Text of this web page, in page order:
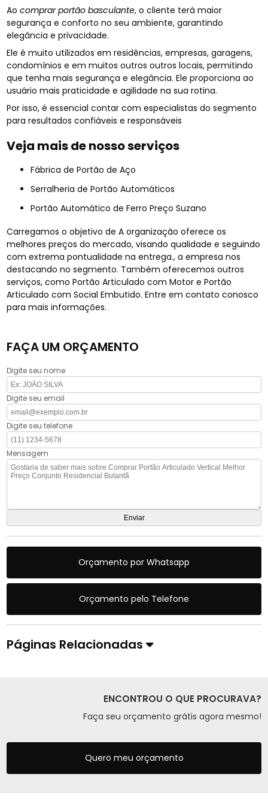
Aocomprar portão basculante, o cliente terá maior
segurança e conforto no seu ambiente, garantindo
elegância e privacidade.
Ele é muito utilizados em residências, empresas, garagens,
condomínios e em muitos outros outros locais, permitindo
que tenha mais segurança e elegância. Ele proporciona ao
usuário mais praticidade e agilidade na sua rotina.
Por isso, é essencial contar com especialistas do segmento
para resultados confiáveis e responsáveis
Veja mais de nosso serviços
Fábrica de Portão de Aço
Serralheria de Portão Automáticos
Portão Automático de Ferro Preço Suzano
Carregamos o objetivo de A organização oferece os
melhores preços do mercado, visando qualidade e seguindo
com extrema pontualidade na entrega., a empresa nos
destacando no segmento. Também oferecemos outros
serviços, como Portão Articulado com Motor e Portão
Articulado com Social Embutido. Entre em contato conosco
para mais informações.
FAÇA UM ORÇAMENTO
Digite seu nome
Digite seu email
Digite seu telefone
Mensagem
Orçamento por Whatsapp
Orçamento pelo Telefone
Páginas Relacionadas
ENCONTROU O QUE PROCURAVA?
Faça seu orçamento grátis agora mesmo!
Quero meu orçamento